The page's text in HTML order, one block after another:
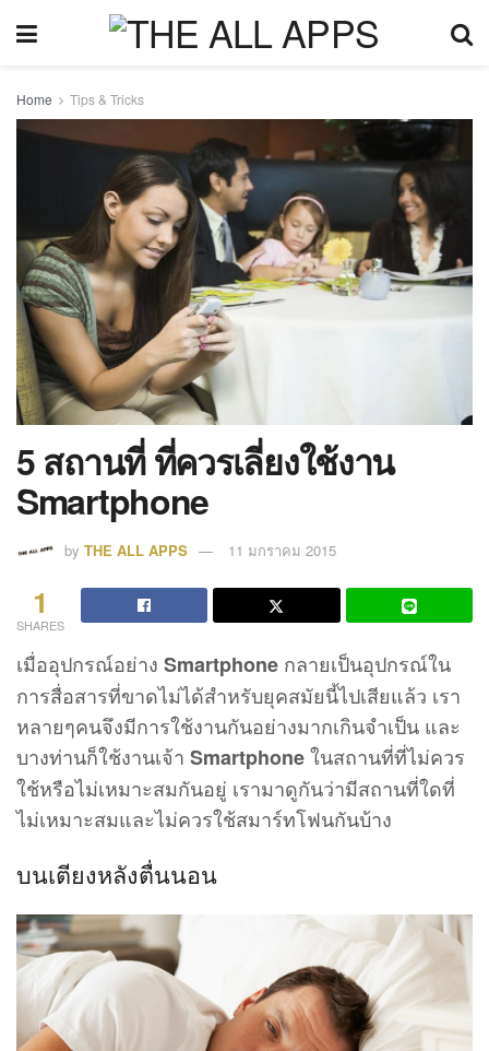
Home Tips & Tricks
5 สถานที่ ที่ควรเลี่ยงใช้งาน
Smartphone
by THE ALL APPS 11 มกราคม 2015
1
SHARES
เมื่ออุปกรณ์อย่าง Smartphone กลายเป็นอุปกรณ์ใน
การสื่อสารที่ขาดไม่ได้สำหรับยุคสมัยนี้ไปเสียแล้ว เรา
หลายๆคนจึงมีการใช้งานกันอย่างมากเกินจำเป็น และ
บางท่านก็ใช้งานเจ้า Smartphoneในสถานที่ที่ไม่ควร
ใช้หรือไม่เหมาะสมกันอยู่ เรามาดูกันว่ามีสถานที่ใดที่
ไม่เหมาะสมและไม่ควรใช้สมาร์ทโฟนกันบ้าง
บนเตียงหลังตื่นนอน